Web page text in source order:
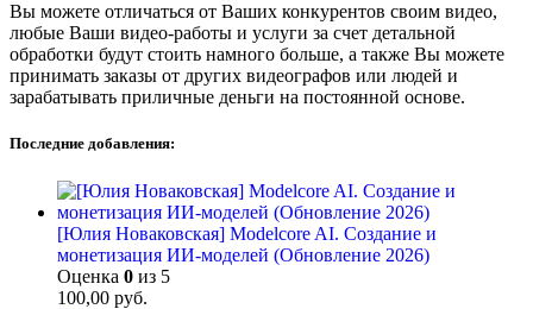
Вы можете отличаться от Ваших конкурентов своим видео,
любые Ваши видео-работы и услуги за счет детальной
обработки будут стоить намного больше, а также Вы можете
принимать заказы от других видеографов или людей и
зарабатывать приличные деньги на постоянной основе.
Последние добавления:
[Юлия Новаковская] Modelcore AI. Создание и
монетизация ИИ-моделей (Обновление 2026)
Оценка 0 из 5
100,00 руб.